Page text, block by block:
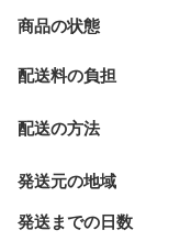
商品の状態
配送料の負担
配送の方法
発送元の地域
発送までの日数